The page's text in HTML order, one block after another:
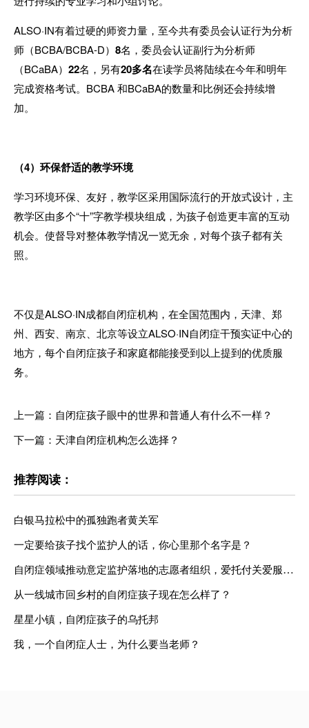
ALSO·IN有着过硬的师资力量，至今共有委员会认证行为分析
师（BCBA/BCBA-D） 8名，委员会认证副行为分析师
（BCaBA） 22名，另有20多名在读学员将陆续在今年和明年
完成资格考试。 BCBA和BCaBA的数量和比例还会持续增
加。
（4）环保舒适的教学环境
学习环境环保、友好，教学区采用国际流行的开放式设计，主
教学区由多个“十”字教学模块组成，为孩子创造更丰富的互动
机会。使督导对整体教学情况一览无余，对每个孩子都有关
照。
不仅是ALSO·IN成都自闭症机构，在全国范围内，天津、郑
州、西安、南京、北京等设立ALSO·IN自闭症干预实证中心的
地方，每个自闭症孩子和家庭都能接受到以上提到的优质服
务。
上一篇：自闭症孩子眼中的世界和普通人有什么不一样？
下一篇：天津自闭症机构怎么选择？
推荐阅读：
白银马拉松中的孤独跑者黄关军
一定要给孩子找个监护人的话，你心里那个名字是？
自闭症领域推动意定监护落地的志愿者组织，爱托付关爱服务中心
从一线城市回乡村的自闭症孩子现在怎么样了？
星星小镇，自闭症孩子的乌托邦
我，一个自闭症人士，为什么要当老师？